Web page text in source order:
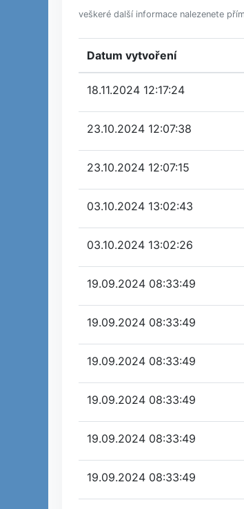
veškeré další informace nalezenete
Datum vytvoření
18.11.2024 12:17:24
23.10.2024 12:07:38
23.10.2024 12:07:15
03.10.2024 13:02:43
03.10.2024 13:02:26
19.09.2024 08:33:49
19.09.2024 08:33:49
19.09.2024 08:33:49
19.09.2024 08:33:49
19.09.2024 08:33:49
19.09.2024 08:33:49